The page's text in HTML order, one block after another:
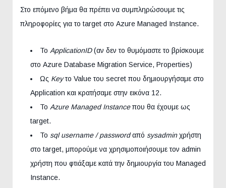
Στο επόμενο βήμα θα πρέπει να συμπληρώσουμε τις
πληροφορίες για το target στο Azure Managed Instance.
Το ApplicationID(αν δεν το θυμόμαστε το βρίσκουμε
στο Azure Database Migration Service, Properties)
Ως Keyτο Value του secret που δημιουργήσαμε στο
Application και κρατήσαμε στην εικόνα 12.
Το Azure Managed Instanceπου θα έχουμε ως
target.
Το sql username / passwordαπό sysadminχρήστη
στο target, μπορούμε να χρησιμοποιήσουμε τον admin
χρήστη που φτιάξαμε κατά την δημιουργία του Managed
Instance.